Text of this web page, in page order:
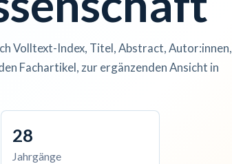
Volltext-Index, Titel, Abstract, Autor:innen,
Fachartikel, zur ergänzenden Ansicht in
28
Jahrgänge